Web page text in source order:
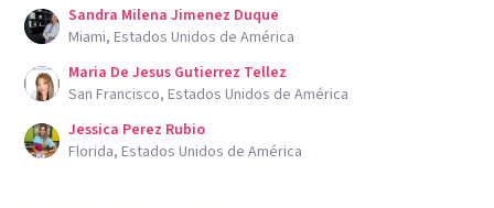
Sandra Milena Jimenez Duque
Miami, Estados Unidos de América
Maria De Jesus Gutierrez Tellez
San Francisco, Estados Unidos de América
Jessica Perez Rubio
Florida, Estados Unidos de América